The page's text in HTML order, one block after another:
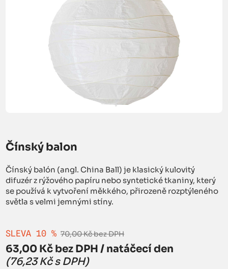
Čínský balon
Čínský balón (angl. China Ball) je klasický kulovitý
difuzér z rýžového papíru nebo syntetické tkaniny, který
se používá k vytvoření měkkého, přirozeně rozptýleného
světla s velmi jemnými stíny.
SLEVA 10 % 70,00 Kč bez DPH
63,00 Kč bez DPH / natáčecí den
(76,23 Kč s DPH)